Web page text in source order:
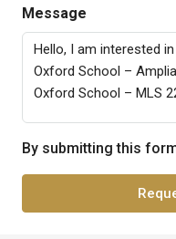
Message
By submitting this